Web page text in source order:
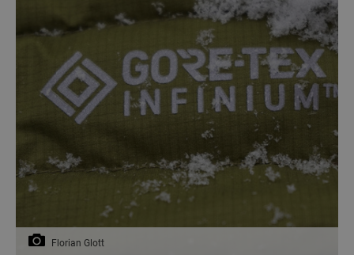
Florian Glott